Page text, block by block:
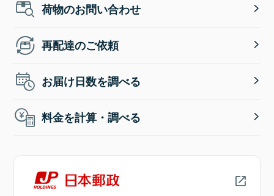
荷物のお問い合わせ
再配達のご依頼
お届け日数を調べる
料金を計算・調べる